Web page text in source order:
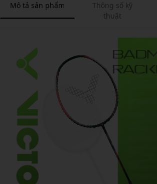
Mô tả sản phẩm
Thông số kỹ
thuật